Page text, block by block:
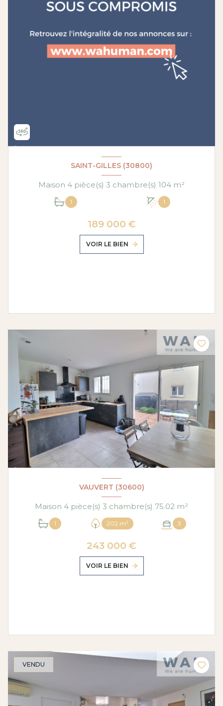
SAINT-GILLES (30800)
Maison 4 pièce(s) 3 chambre(s) 104 m²
1 1
189 000 €
VOIR LE BIEN
VAUVERT (30600)
Maison 4 pièce(s) 3 chambre(s) 75.02 m²
1 202 m² 3
243 000 €
VOIR LE BIEN
VENDU